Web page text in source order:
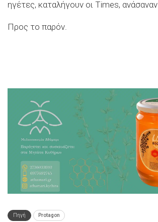
ηγέτες, καταλήγουν οι Times,
Προς το παρόν.
Πηγή Protagon